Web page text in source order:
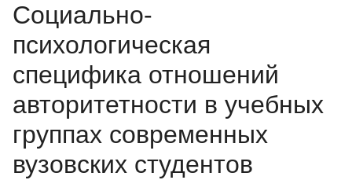
Социально-
психологическая
специфика отношений
авторитетности в учебных
группах современных
вузовских студентов